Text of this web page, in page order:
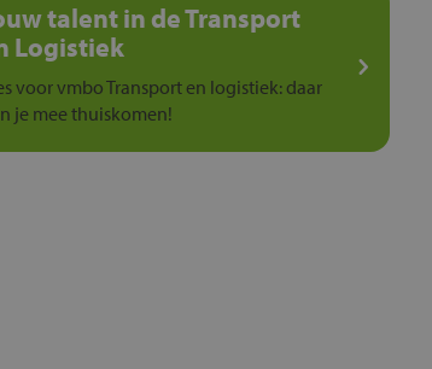
talent in de Transport
Logistiek
voor vmbo Transport en logistiek: daar
je mee thuiskomen!